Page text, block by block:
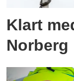
Klart
Norberg